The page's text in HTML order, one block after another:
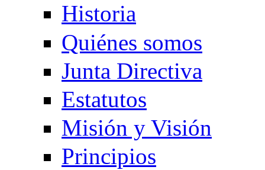
Historia
Quiénes somos
Junta Directiva
Estatutos
Misión y Visión
Principios